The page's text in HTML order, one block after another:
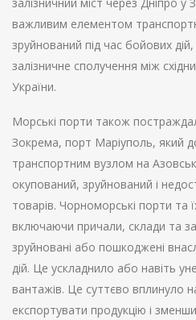
важливим елементом
зруйнований під час бойових
залізничне сполучення між
України.
Морські порти також
Зокрема, порт Маріуполь, який
транспортним вузлом на
окупований, зруйнований і
товарів. Чорноморські порти та
включаючи причали, склади та
зруйновані або пошкоджені
дій. Це ускладнило або навіть
вантажів. Це суттєво вплинуло
експортувати продукцію і